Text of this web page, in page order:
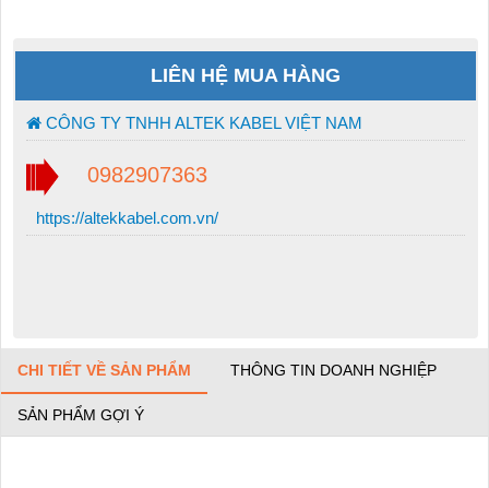
LIÊN HỆ MUA HÀNG
CÔNG TY TNHH ALTEK KABEL VIỆT NAM
0982907363
https://altekkabel.com.vn/
CHI TIẾT VỀ SẢN PHẨM THÔNG TIN DOANH NGHIỆP
SẢN PHẨM GỢI Ý